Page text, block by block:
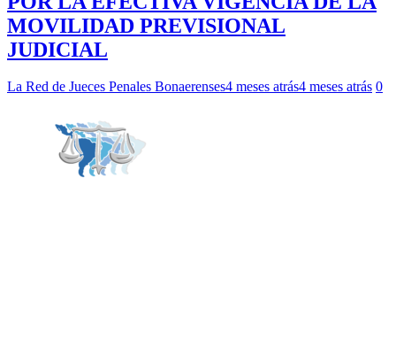
MOVILIDAD PREVISIONAL
JUDICIAL
La Red de Jueces Penales Bonaerenses4 meses atrás4 meses atrás 0